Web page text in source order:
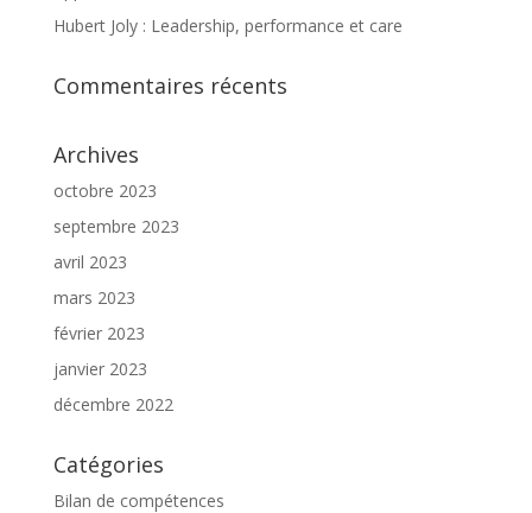
Hubert Joly : Leadership, performance et care
Commentaires récents
Archives
octobre 2023
septembre 2023
avril 2023
mars 2023
février 2023
janvier 2023
décembre 2022
Catégories
Bilan de compétences